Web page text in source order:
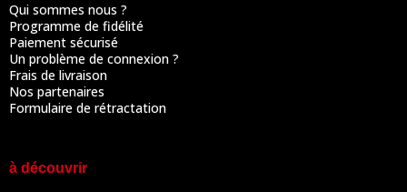
Qui sommes nous ?
Programme de fidélité
Paiement sécurisé
Un problème de connexion ?
Frais de livraison
Nos partenaires
Formulaire de rétractation
à découvrir